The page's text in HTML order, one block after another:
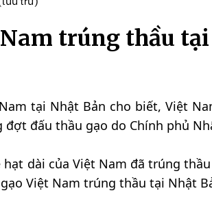
trúng thầu
tại Nhật Bản cho biết, Việt
đấu thầu gạo do Chính phủ
hạt dài của Việt Nam đã trúng
Việt Nam trúng thầu tại Nhật